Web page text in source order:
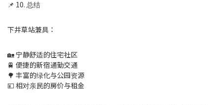
📌 10. 总结
下井草站兼具：
🏡 宁静舒适的住宅社区
🚆 便捷的新宿通勤交通
🌳 丰富的绿化与公园资源
💴 相对亲民的房价与租金